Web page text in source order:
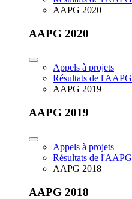
AAPG 2020
AAPG 2020
Appels à projets
Résultats de l'AAPG
AAPG 2019
AAPG 2019
Appels à projets
Résultats de l'AAPG
AAPG 2018
AAPG 2018